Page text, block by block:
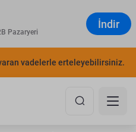
Pazaryeri
İndir
vadelerle erteleyebilirsiniz.